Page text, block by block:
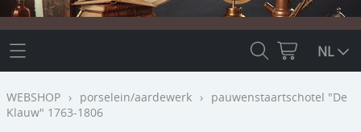
THE RETROHOUSE
WEBSHOP
NL
WEBSHOP › porselein/aardewerk › pauwenstaartschotel "De
Klauw" 1763-1806